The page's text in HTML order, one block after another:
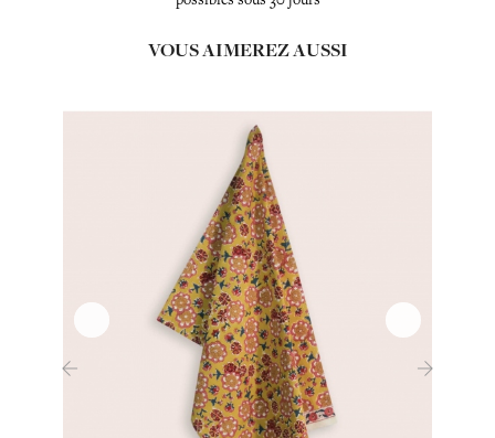
VOUS AIMEREZ AUSSI